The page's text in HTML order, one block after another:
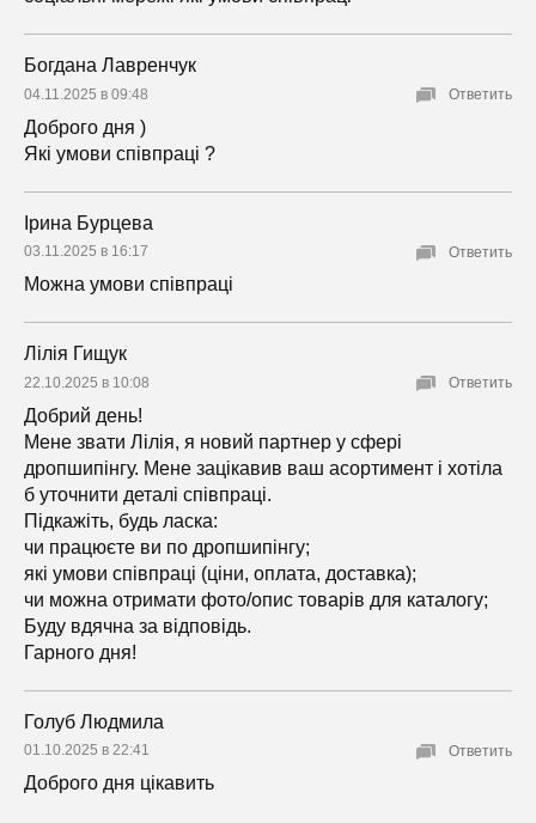
Богдана Лавренчук
04.11.2025 в 09:48
Доброго дня )
Які умови співпраці ?
Ответить
Ірина Бурцева
03.11.2025 в 16:17
Можна умови співпраці
Ответить
Лілія Гищук
22.10.2025 в 10:08
Добрий день!
Мене звати Лілія, я новий партнер у сфері
дропшипінгу. Мене зацікавив ваш асортимент і хотіла
б уточнити деталі співпраці.
Підкажіть, будь ласка:
чи працюєте ви по дропшипінгу;
які умови співпраці (ціни, оплата, доставка);
чи можна отримати фото/опис товарів для каталогу;
Буду вдячна за відповідь.
Гарного дня!
Ответить
Голуб Людмила
01.10.2025 в 22:41
Доброго дня цікавить
Ответить